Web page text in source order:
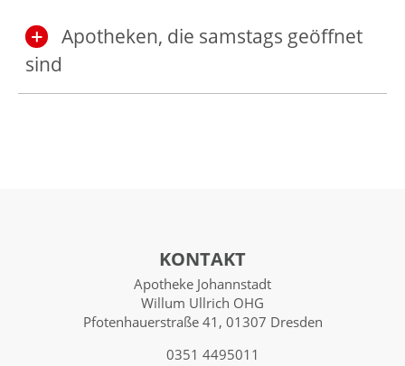
Apotheken, die samstags geöffnet
sind
KONTAKT
Apotheke Johannstadt
Willum Ullrich OHG
Pfotenhauerstraße 41, 01307 Dresden
0351 4495011